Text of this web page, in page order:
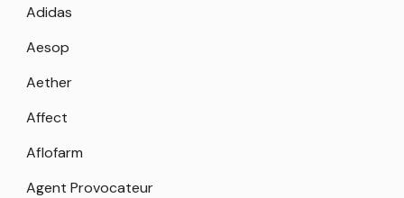
Adidas
Aesop
Aether
Affect
Aflofarm
Agent Provocateur